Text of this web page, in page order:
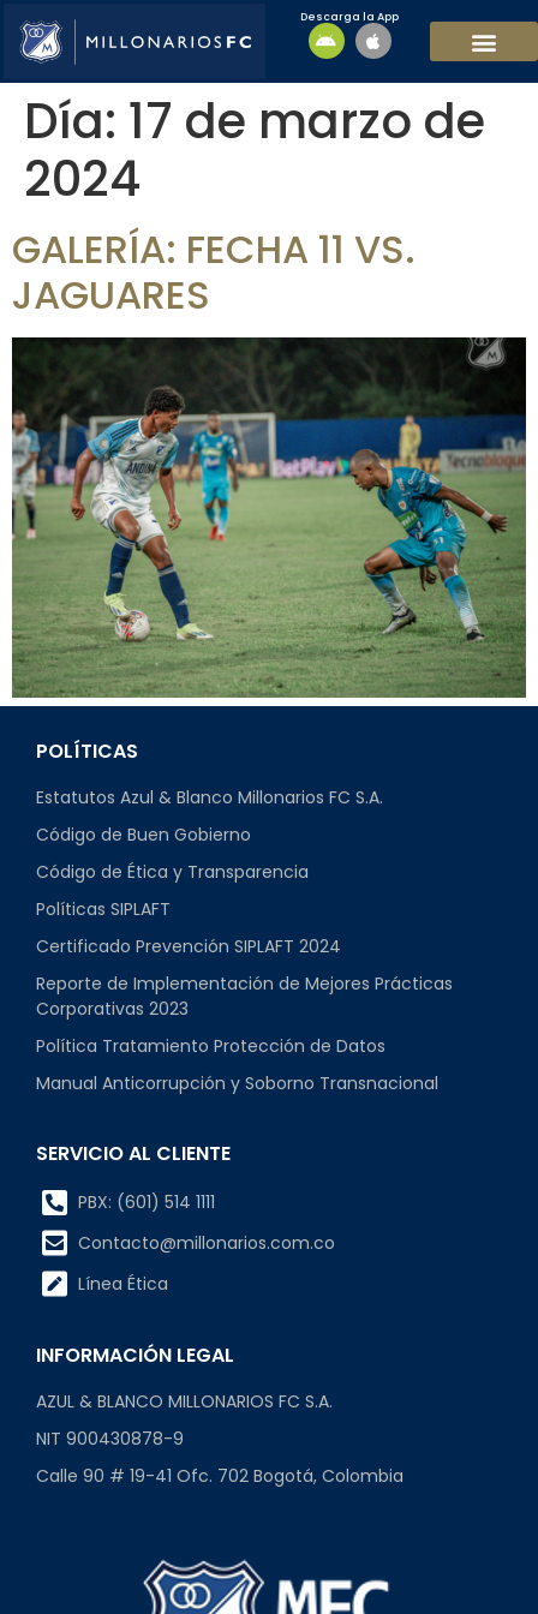
Descarga la App
Día: 17 de marzo de
2024
GALERÍA: FECHA 11 VS.
JAGUARES
POLÍTICAS
Estatutos Azul & Blanco Millonarios FC S.A.
Código de Buen Gobierno
Código de Ética y Transparencia
Políticas SIPLAFT
Certificado Prevención SIPLAFT 2024
Reporte de Implementación de Mejores Prácticas
Corporativas 2023
Política Tratamiento Protección de Datos
Manual Anticorrupción y Soborno Transnacional
SERVICIO AL CLIENTE
PBX: (601) 514 1111
Contacto@millonarios.com.co
Línea Ética
INFORMACIÓN LEGAL
AZUL & BLANCO MILLONARIOS FC S.A.
NIT 900430878-9
Calle 90 # 19-41 Ofc. 702 Bogotá, Colombia